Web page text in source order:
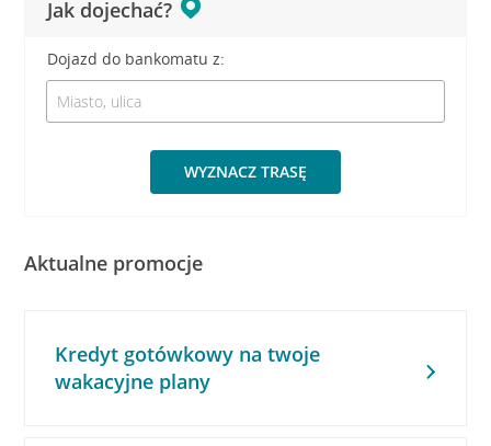
Jak dojechać?
Dojazd do bankomatu z:
WYZNACZ TRASĘ
Aktualne promocje
Kredyt gotówkowy na twoje
wakacyjne plany